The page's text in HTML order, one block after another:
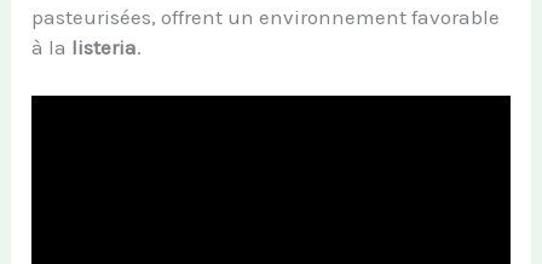
pasteurisées, offrent un environnement favorable
à la listeria.